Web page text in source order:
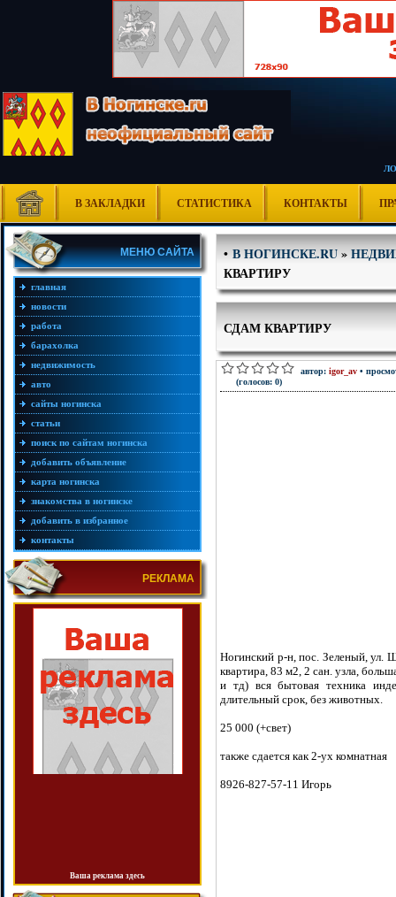
В ЗАКЛАДКИ СТАТИСТИКА КОНТАКТЫ
МЕНЮ САЙТА
главная
новости
работа
барахолка
недвижимость
авто
сайты ногинска
статьи
поиск по сайтам ногинска
добавить объявление
карта ногинска
знакомства в ногинске
добавить в избранное
контакты
РЕКЛАМА
Ваша реклама здесь
•В НОГИНСКЕ.RU»
КВАРТИРУ
СДАМ КВАРТИРУ
(голосов: 0)
автор: igor_av•
Ногинский р-н, пос. Зеленый, ул.
квартира, 83 м2, 2 сан. узла,
и тд) вся бытовая техника
длительный срок, без животных.
25 000 (+свет)
также сдается как 2-ух комнатная
8926-827-57-11 Игорь